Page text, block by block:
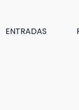
ENTRADAS